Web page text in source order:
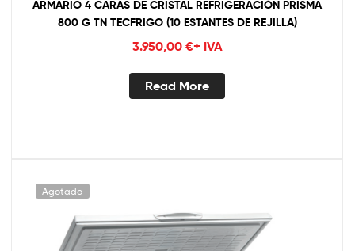
ARMARIO 4 CARAS DE CRISTAL REFRIGERACIÓN PRISMA
800 G TN TECFRIGO (10 ESTANTES DE REJILLA)
3.950,00 €+ IVA
Read More
Agotado